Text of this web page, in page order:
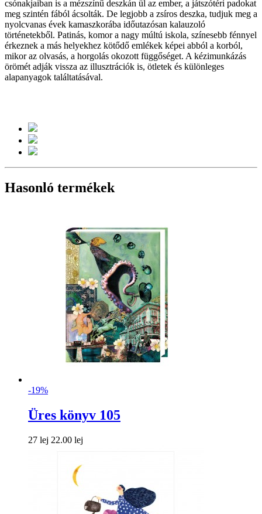
csónakjaiban is a mézszínű deszkán ül az ember, a játszótéri padokat
meg szintén fából ácsolták. De legjobb a zsíros deszka, tudjuk meg a
nyolcvanas évek kamaszkorába időutazósan kalauzoló
történetekből. Patinás, komor a nagy múltú iskola, színesebb fénnyel
érkeznek a más helyekhez kötődő emlékek képei abból a korból,
mikor az olvasás, a horgolás okozott függőséget. A kézimunkázás
örömét adják vissza az illusztrációk is, ötletek és különleges
alapanyagok találtatásával.
Hasonló termékek
-19%
Üres könyv 105
27 lej 22.00 lej